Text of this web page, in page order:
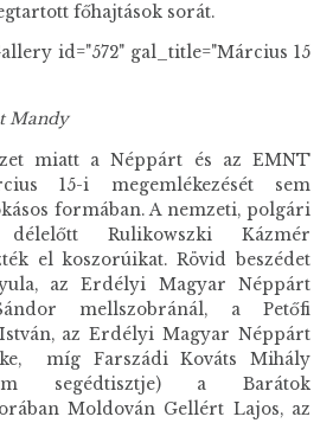
főhajtások sorát.
id="572" gal_title="Március 15
Mandy
miatt a Néppárt és az EMNT
15-i megemlékezését sem
formában. A nemzeti, polgári
Rulikowszki Kázmér
el koszorúikat. Rövid beszédet
az Erdélyi Magyar Néppárt
mellszobránál, a Petőfi
az Erdélyi Magyar Néppárt
míg Farszádi Kováts Mihály
segédtisztje) a Barátok
Moldován Gellért Lajos, az